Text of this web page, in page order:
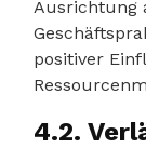
Ausrichtung
positiver
4.2.